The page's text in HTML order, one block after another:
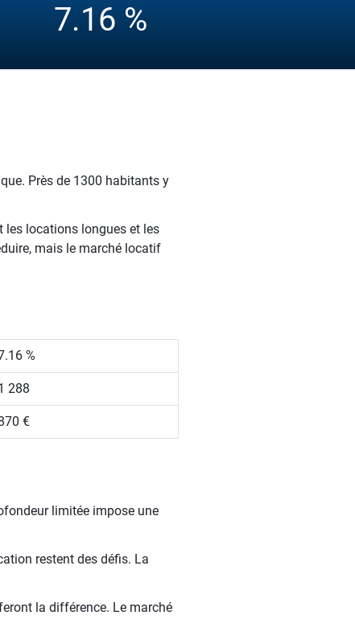
7.16 %
Près de 1300 habitants y
les locations longues et les
mais le marché locatif
%
288
€
limitée impose une
restent des défis. La
la différence. Le marché